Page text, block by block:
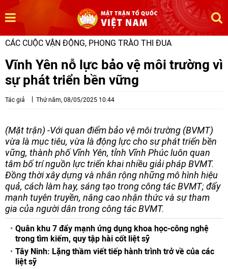
CÁC CUỘC VẬN ĐỘNG, PHONG TRÀO THI ĐUA
Vĩnh Yên nỗ lực bảo vệ môi trường vì
sự phát triển bền vững
Tác giả Thứ năm, 08/05/2025 10:44
(Mặt trận) -Với quan điểm bảo vệ môi trường (BVMT)
vừa là mục tiêu, vừa là động lực cho sự phát triển bền
vững, thành phố Vĩnh Yên, tỉnh Vĩnh Phúc luôn quan
tâm bố trí nguồn lực triển khai nhiều giải pháp BVMT.
Đồng thời xây dựng và nhân rộng những mô hình hiệu
quả, cách làm hay, sáng tạo trong công tác BVMT; đẩy
mạnh tuyên truyền, nâng cao nhận thức và sự tham
gia của người dân trong công tác BVMT.
Quân khu 7 đẩy mạnh ứng dụng khoa học-công nghệ
trong tìm kiếm, quy tập hài cốt liệt sỹ
Tây Ninh: Lặng thầm viết tiếp hành trình trở về của các
liệt sỹ